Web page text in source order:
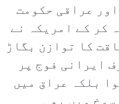
عراقی حکومت
کر کے امریکہ نے
کا توازن بگاڑ
ایرانی فوج پر
بلکہ عراق میں